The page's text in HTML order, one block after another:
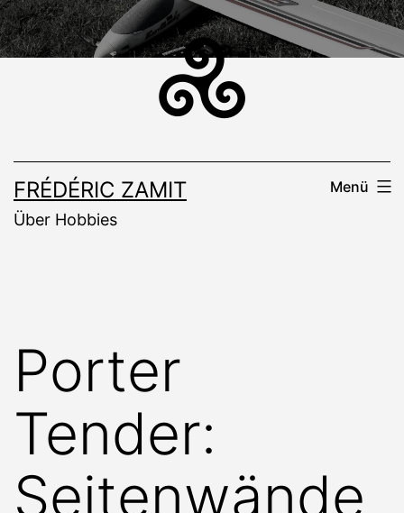
Zum
Inhalt
FRÉDÉRIC ZAMIT
Über Hobbies
Menü
Porter
Tender:
Seitenwände